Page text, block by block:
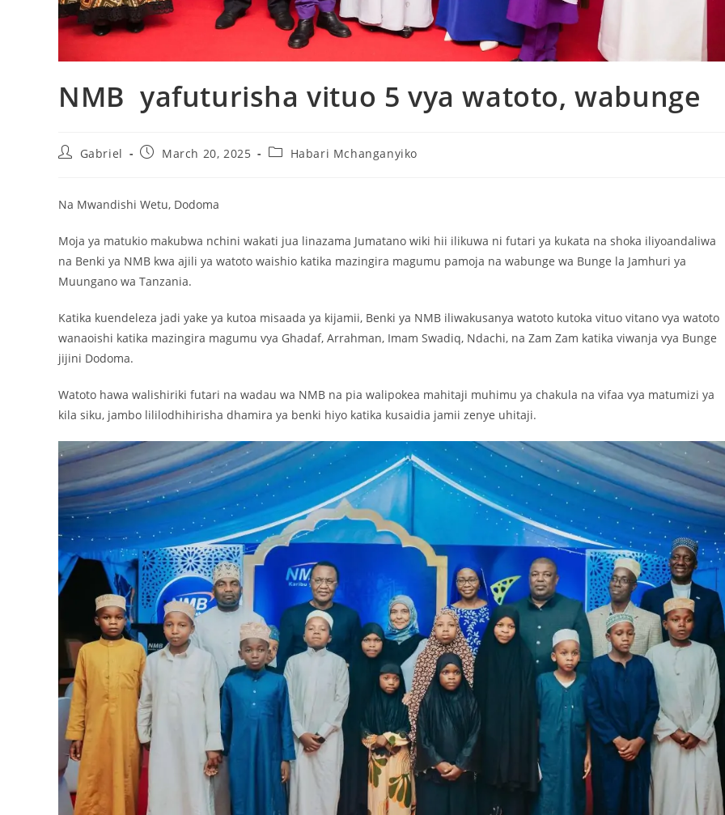
NMB yafuturisha vituo 5 vya watoto, wabunge
Gabriel March 20, 2025 Habari Mchanganyiko
Na Mwandishi Wetu, Dodoma
Moja ya matukio makubwa nchini wakati jua linazama Jumatano wiki hii ilikuwa ni futari ya kukata na shoka iliyoandaliwa
na Benki ya NMB kwa ajili ya watoto waishio katika mazingira magumu pamoja na wabunge wa Bunge la Jamhuri ya
Muungano wa Tanzania.
Katika kuendeleza jadi yake ya kutoa misaada ya kijamii, Benki ya NMB iliwakusanya watoto kutoka vituo vitano vya watoto
wanaoishi katika mazingira magumu vya Ghadaf, Arrahman, Imam Swadiq, Ndachi, na Zam Zam katika viwanja vya Bunge
jijini Dodoma.
Watoto hawa walishiriki futari na wadau wa NMB na pia walipokea mahitaji muhimu ya chakula na vifaa vya matumizi ya
kila siku, jambo lililodhihirisha dhamira ya benki hiyo katika kusaidia jamii zenye uhitaji.